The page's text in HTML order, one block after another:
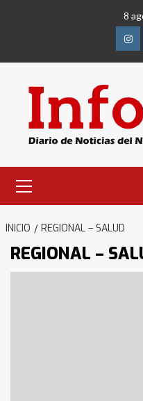
8
primario
INICIO REGIONAL – SALUD
REGIONAL –